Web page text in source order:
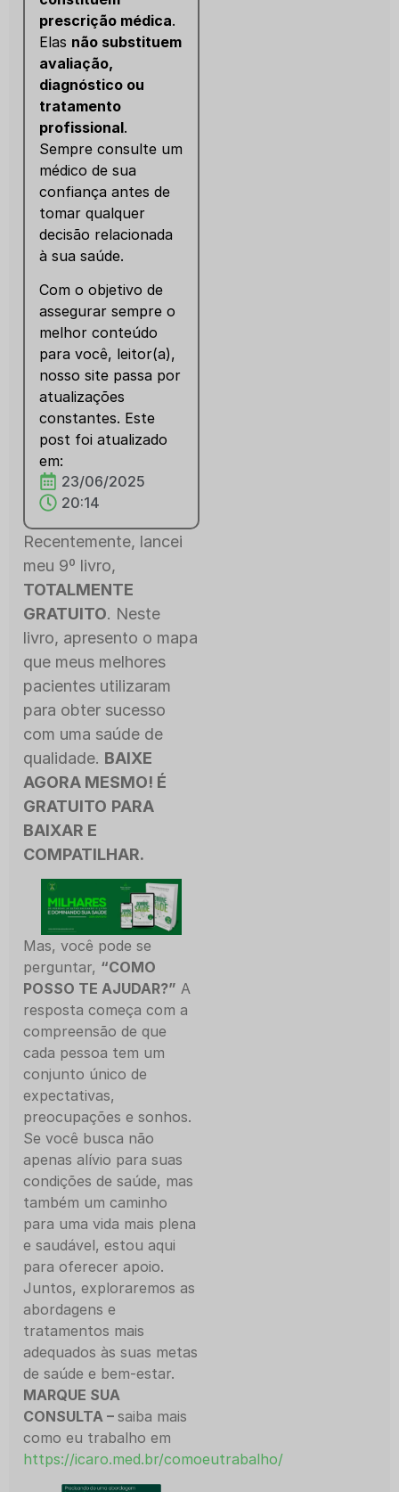
prescrição médica.
Elas não substituem
avaliação,
diagnóstico ou
tratamento
profissional.
Sempre consulte um
médico de sua
confiança antes de
tomar qualquer
decisão relacionada
à sua saúde.
Com o objetivo de
assegurar sempre o
melhor conteúdo
para você, leitor(a),
nosso site passa por
atualizações
constantes. Este
post foi atualizado
em:
23/06/2025
20:14
Recentemente, lancei
meu 9º livro,
TOTALMENTE
GRATUITO. Neste
livro, apresento o mapa
que meus melhores
pacientes utilizaram
para obter sucesso
com uma saúde de
qualidade. BAIXE
AGORA MESMO! É
GRATUITO PARA
BAIXAR E
COMPATILHAR.
Mas, você pode se
perguntar, “COMO
POSSO TE AJUDAR?” A
resposta começa com a
compreensão de que
cada pessoa tem um
conjunto único de
expectativas,
preocupações e sonhos.
Se você busca não
apenas alívio para suas
condições de saúde, mas
também um caminho
para uma vida mais plena
e saudável, estou aqui
para oferecer apoio.
Juntos, exploraremos as
abordagens e
tratamentos mais
adequados às suas metas
de saúde e bem-estar.
MARQUE SUA
CONSULTA – saiba mais
como eu trabalho em
https://icaro.med.br/comoeutrabalho/